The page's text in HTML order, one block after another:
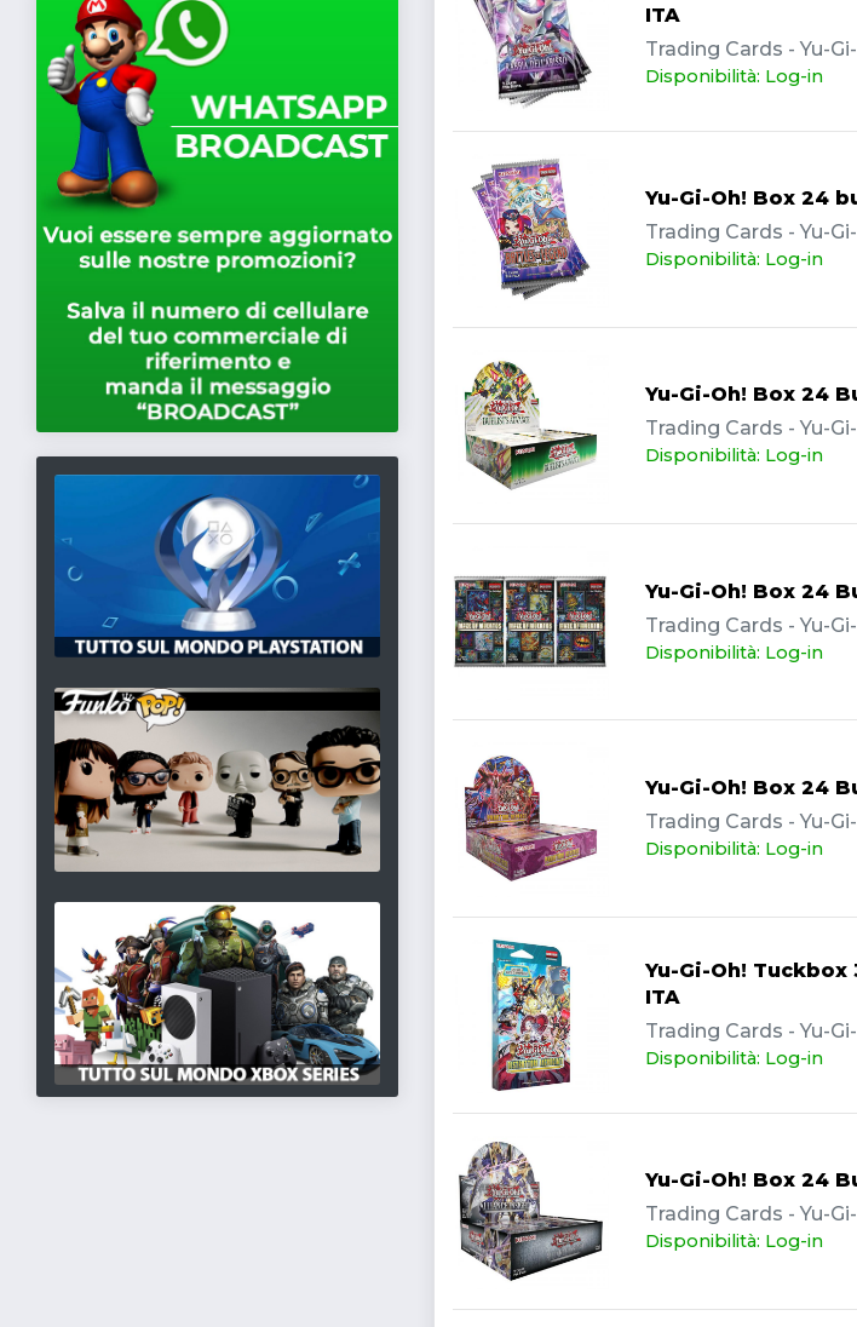
ITA
Trading Cards - Yu-
Disponibilità: Log-in
Yu-Gi-Oh! Box 24
Trading Cards - Yu-
Disponibilità: Log-in
Yu-Gi-Oh! Box 24
Trading Cards - Yu-
Disponibilità: Log-in
Yu-Gi-Oh! Box 24
Trading Cards - Yu-
Disponibilità: Log-in
Yu-Gi-Oh! Box 24
Trading Cards - Yu-
Disponibilità: Log-in
Yu-Gi-Oh!
ITA
Trading Cards - Yu-
Disponibilità: Log-in
Yu-Gi-Oh! Box 24
Trading Cards - Yu-
Disponibilità: Log-in